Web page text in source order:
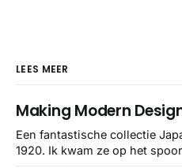
LEES MEER
Making Modern
Een fantastische collectie
1920. Ik kwam ze op het